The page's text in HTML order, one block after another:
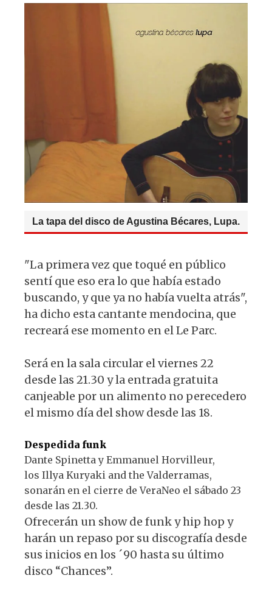
La tapa del disco de Agustina Bécares, Lupa.
"La primera vez que toqué en público
sentí que eso era lo que había estado
buscando, y que ya no había vuelta atrás",
ha dicho esta cantante mendocina, que
recreará ese momento en el Le Parc.
Será en la sala circular el viernes 22
desde las 21.30 y la entrada gratuita
canjeable por un alimento no perecedero
el mismo día del show desde las 18.
Despedida funk
Dante Spinetta y Emmanuel Horvilleur,
los Illya Kuryaki and the Valderramas,
sonarán en el cierre de VeraNeo el sábado 23
desde las 21.30.
Ofrecerán un show de funk y hip hop y
harán un repaso por su discografía desde
sus inicios en los ´90 hasta su último
disco “Chances”.